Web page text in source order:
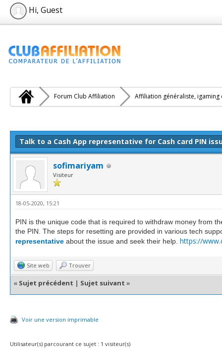
Hi, Guest
Forum Club Affiliation Affiliation généraliste, igaming
Talk to a Cash App representative for Cash card PIN
sofimariyam
Visiteur
18-05-2020, 15:21
PIN is the unique code that is required to withdraw money from
the PIN. The steps for resetting are provided in various tech
representative about the issue and seek their help. https://
Site web Trouver
« Sujet précédent | Sujet suivant »
Voir une version imprimable
Utilisateur(s) parcourant ce sujet : 1 visiteur(s)